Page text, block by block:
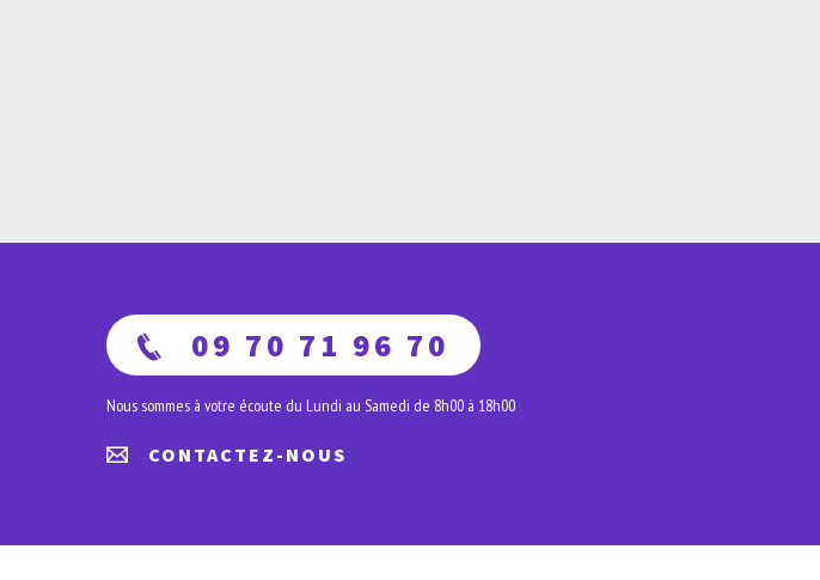
09 70 71 96 70
Nous sommes à votre écoute du Lundi au Samedi de 8h00 à 18h00
CONTACTEZ-NOUS